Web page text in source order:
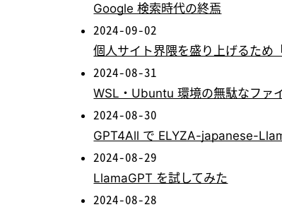
Google 検索時代の終焉
2024-09-02
個人サイト界隈を盛り上げるため
2024-08-31
WSL・Ubuntu 環境の無駄なファ
2024-08-30
GPT4All で ELYZA-japanese-
2024-08-29
LlamaGPT を試してみた
2024-08-28